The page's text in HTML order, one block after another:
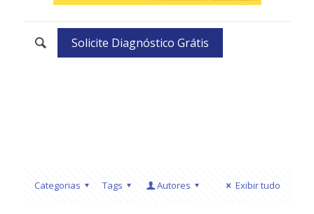
Solicite Diagnóstico Grátis
Categorias Tags Autores Exibir tudo